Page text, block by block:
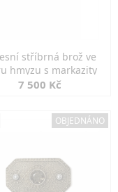
stříbrná brož ve
hmyzu s markazity
7 500 Kč
OBJEDNÁNO